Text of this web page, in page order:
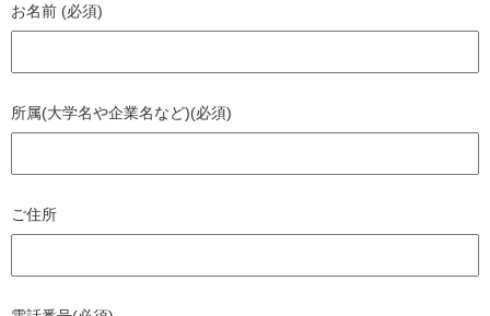
お名前 (必須)
所属(大学名や企業名など)(必須)
ご住所